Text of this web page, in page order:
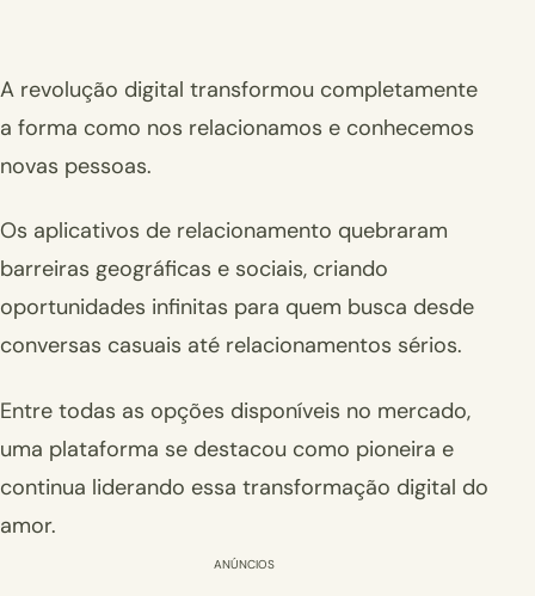
A revolução digital transformou completamente
a forma como nos relacionamos e conhecemos
novas pessoas.
Os aplicativos de relacionamento quebraram
barreiras geográficas e sociais, criando
oportunidades infinitas para quem busca desde
conversas casuais até relacionamentos sérios.
Entre todas as opções disponíveis no mercado,
uma plataforma se destacou como pioneira e
continua liderando essa transformação digital do
amor.
ANÚNCIOS